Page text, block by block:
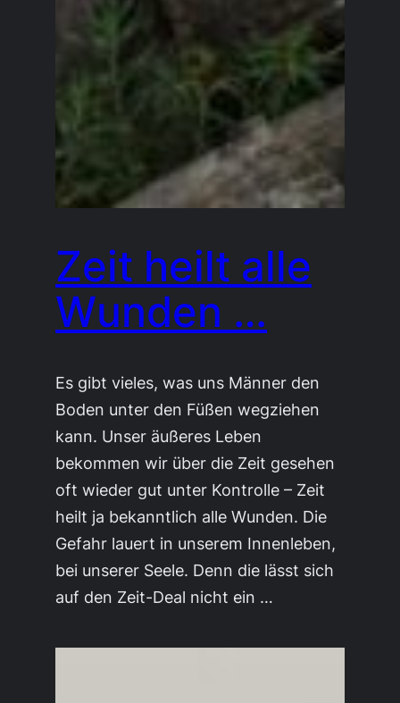
Zeit heilt alle
Wunden …
Es gibt vieles, was uns Männer den
Boden unter den Füßen wegziehen
kann. Unser äußeres Leben
bekommen wir über die Zeit gesehen
oft wieder gut unter Kontrolle – Zeit
heilt ja bekanntlich alle Wunden. Die
Gefahr lauert in unserem Innenleben,
bei unserer Seele. Denn die lässt sich
auf den Zeit-Deal nicht ein …